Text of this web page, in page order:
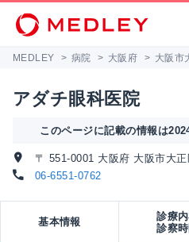
MEDLEY > 病院 > 大阪府 > 大阪市
アダチ眼科医院
このページに記載の情報は
〒 551-0001 大阪府 大阪市大
06-6551-0762
基本情報
診療
診察時